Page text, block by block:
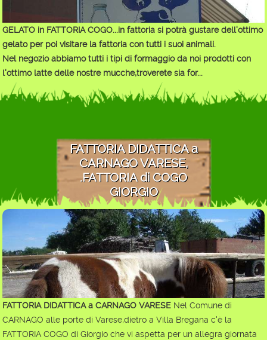
GELATO in FATTORIA COGO...in fattoria si potrà gustare dell'ottimo
gelato per poi visitare la fattoria con tutti i suoi animali.
Nel negozio abbiamo tutti i tipi di formaggio da noi prodotti con
l'ottimo latte delle nostre mucche,troverete sia for...
FATTORIA DIDATTICA a
CARNAGO VARESE,
.FATTORIA di COGO
GIORGIO
FATTORIA DIDATTICA a CARNAGO VARESE Nel Comune di
CARNAGO alle porte di Varese,dietro a Villa Bregana c'è la
FATTORIA COGO di Giorgio che vi aspetta per un allegra giornata